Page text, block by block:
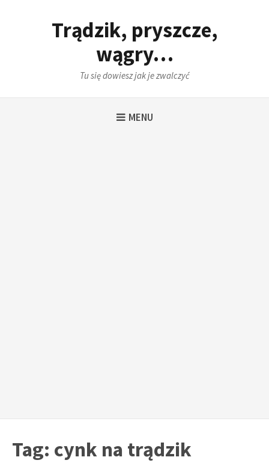
Trądzik, pryszcze,
wągry…
Tu się dowiesz jak je zwalczyć
MENU
Tag: cynk na trądzik